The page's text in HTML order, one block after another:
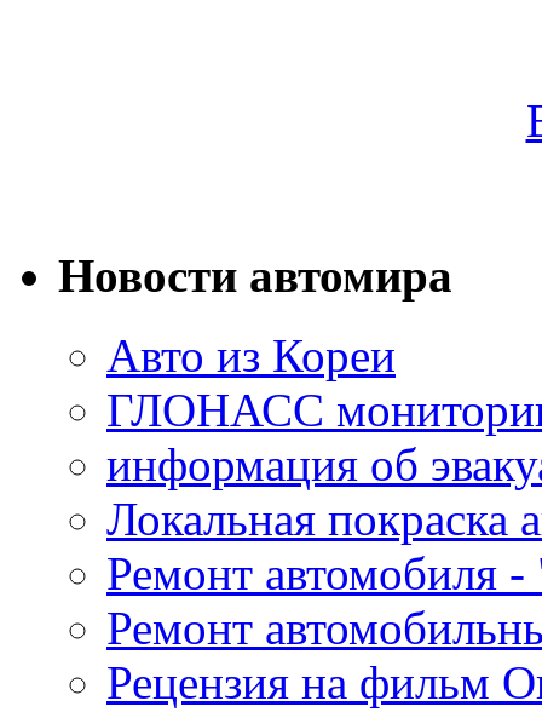
Новости автомира
Авто из Кореи
ГЛОНАСС
информация об
Локальная покраска
Ремонт автомобиля -
Ремонт
Рецензия на фильм